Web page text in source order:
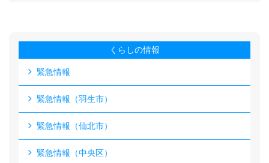
くらしの情報
緊急情報
緊急情報（羽生市）
緊急情報（仙北市）
緊急情報（中央区）